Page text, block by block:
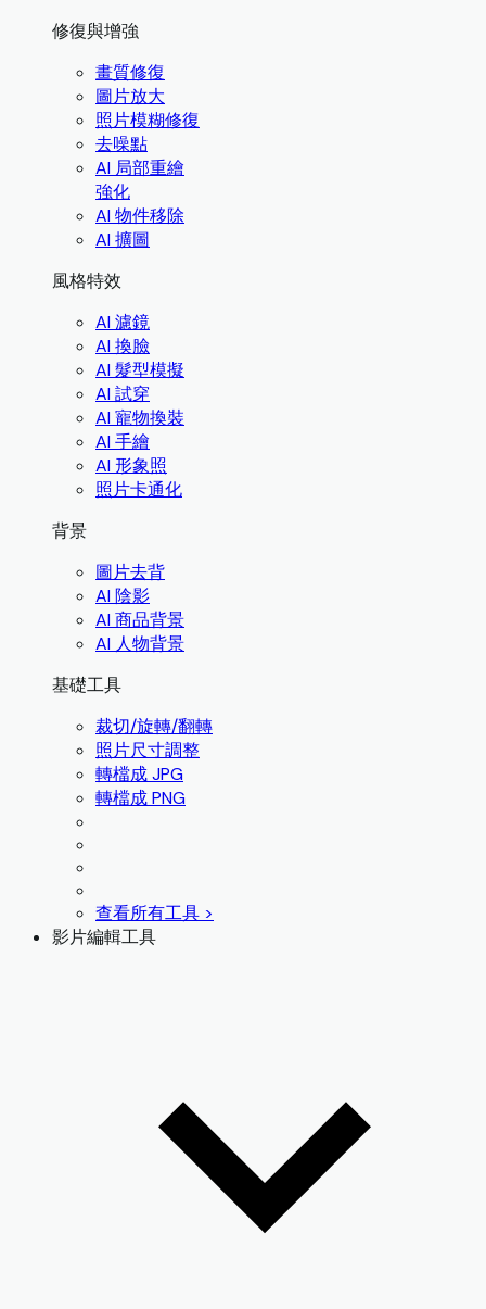
修復與增強
畫質修復
圖片放大
照片模糊修復
去噪點
AI 局部重繪
強化
AI 物件移除
AI 擴圖
風格特效
AI 濾鏡
AI 換臉
AI 髮型模擬
AI 試穿
AI 寵物換裝
AI 手繪
AI 形象照
照片卡通化
背景
圖片去背
AI 陰影
AI 商品背景
AI 人物背景
基礎工具
裁切/旋轉/翻轉
照片尺寸調整
轉檔成 JPG
轉檔成 PNG
查看所有工具 >
影片編輯工具